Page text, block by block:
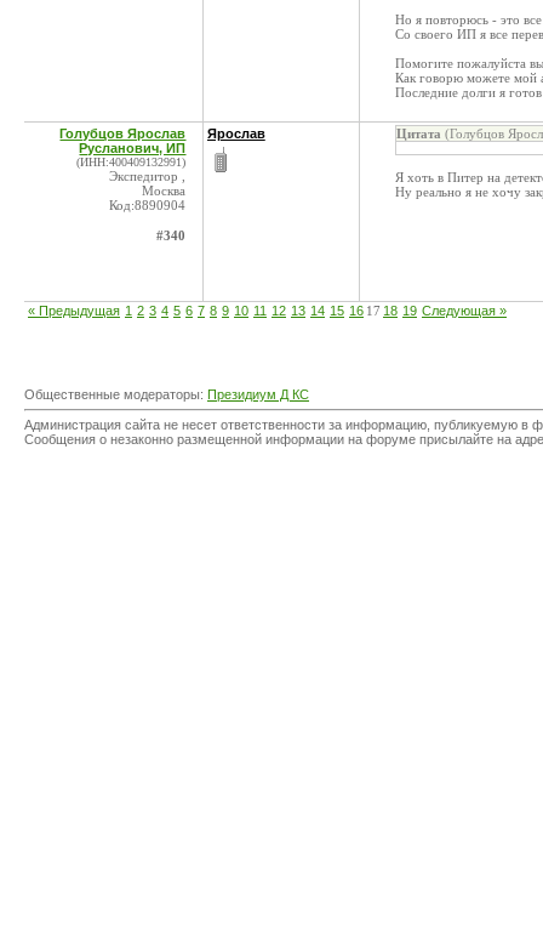
Но я повторюсь - это
Со своего ИП я все
Помогите пожалуйста
Как говорю можете мой
Последние долги я
Голубцов Ярослав
Русланович, ИП
(ИНН:400409132991)
Экспедитор ,
Москва
Код:8890904
#340
Ярослав Цитата (Голубцов
Я хоть в Питер на
Ну реально я не хочу
« Предыдущая 1 2 3 4 5 6 7 8 9 10 11 12 13 14 15 16 17 18 19 Следующая »
Общественные модераторы: Президиум Д КС
Администрация сайта не несет ответственности за информацию, публикуемую
Сообщения о незаконно размещенной информации на форуме присылайте на